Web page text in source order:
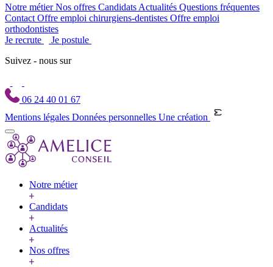
Notre métierNos offres Candidats Actualités Questions fréquentes
Contact Offre emploi chirurgiens-dentistes Offre emploi
orthodontistes
Je recrute
Je postule
Suivez - nous sur
06 24 40 01 67
Mentions légales Données personnelles Une création
Notre métier
Candidats
Actualités
Nos offres